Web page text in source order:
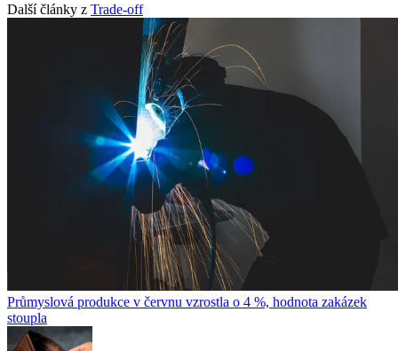
Další články z Trade-off
Průmyslová produkce v červnu vzrostla o 4 %, hodnota zakázek
stoupla